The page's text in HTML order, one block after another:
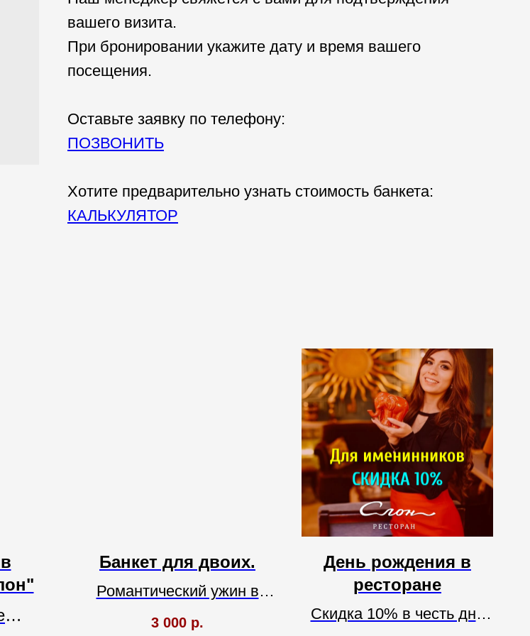
вашего визита.
При бронировании укажите дату и время вашего
посещения.
Оставьте заявку по телефону:
ПОЗВОНИТЬ
Хотите предварительно узнать стоимость банкета:
КАЛЬКУЛЯТОР
Банкет для двоих.
Романтический ужин в
ресторане "Слон"
3 000 р.
День рождения в
ресторане
Скидка 10% в честь дня